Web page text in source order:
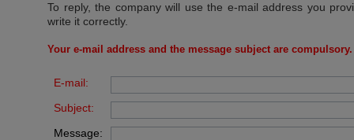
To reply, the company will use the e-mail address you
write it correctly.
Your e-mail address and the message subject are compulsory.
E-mail:
Subject:
Message: